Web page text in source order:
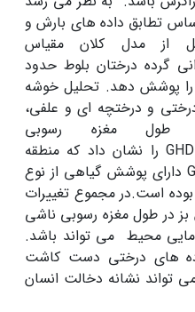
تطابق داده های بارش و
از مدل کلان مقیاس
گرده درختان بلوط حدود
را پوشش دهد. تحلیل خوشه
و درختچه ای و علفی،
طول مغزه رسوبی
GHD را نشان داد که منطقه
دارای پوشش گیاهی از نوع
است.در مجموع تغییرات
در طول مغزه رسوبی ناشی
محیط می تواند باشد.
های درختی دست کاشت
تواند نشانه دخالت انسان